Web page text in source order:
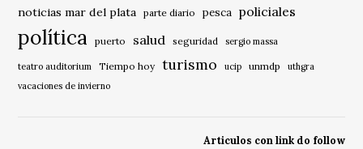
noticias mar del plata
parte diario pesca policiales
política puerto salud seguridad sergio massa
teatro auditorium Tiempo hoy turismo ucip unmdp
uthgra
vacaciones de invierno
Articulos con link do follow